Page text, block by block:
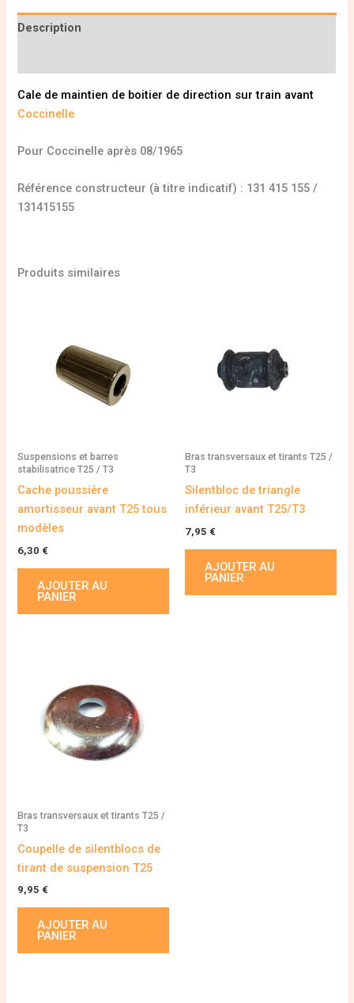
Description
Cale de maintien de boitier de direction sur train avant
Coccinelle
Pour Coccinelle après 08/1965
Référence constructeur (à titre indicatif) : 131 415 155 /
131415155
Produits similaires
Suspensions et barres
stabilisatrice T25 / T3
Cache poussière
amortisseur avant T25 tous
modèles
6,30 €
AJOUTER AU
PANIER
Bras transversaux et tirants T25 /
T3
Silentbloc de triangle
inférieur avant T25/T3
7,95 €
AJOUTER AU
PANIER
Bras transversaux et tirants T25 /
T3
Coupelle de silentblocs de
tirant de suspension T25
9,95 €
AJOUTER AU
PANIER